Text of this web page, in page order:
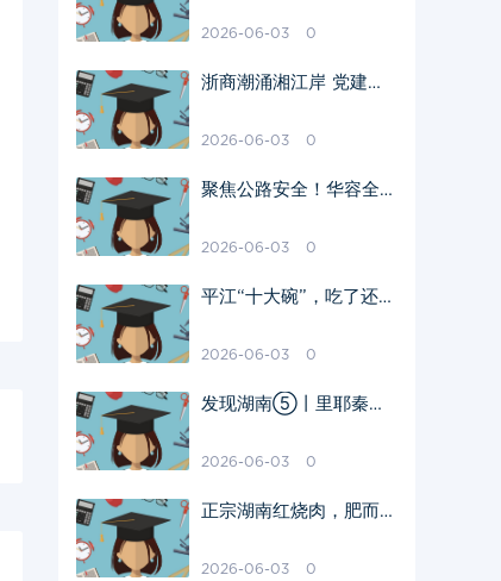
2026-06-03 0
浙商潮涌湘江岸 党建引
商会发展侧记
2026-06-03 0
聚焦公路安全！华容全面
筑牢通行防护网
2026-06-03 0
平江“十大碗”，吃了还想
2026-06-03 0
发现湖南⑤丨里耶秦
2026-06-03 0
正宗湖南红烧肉，肥而不
失败
2026-06-03 0